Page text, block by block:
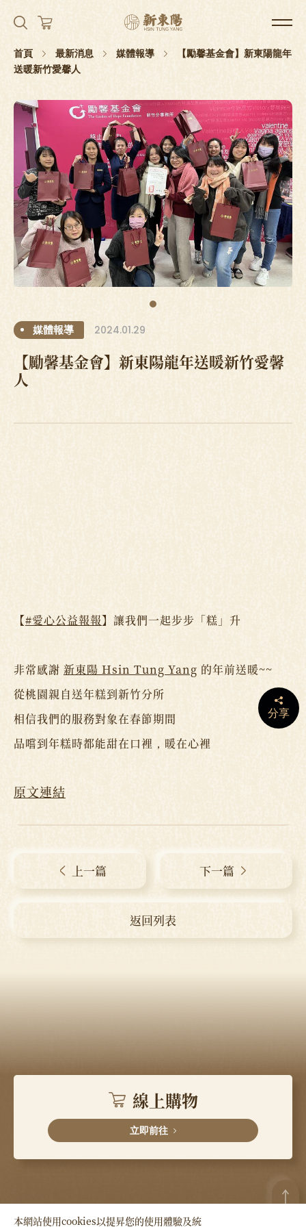
首頁 最新消息 媒體報導
【勵馨基金會】新東陽龍年
送暖新竹愛馨人
媒體報導 2024.01.29
【勵馨基金會】新東陽龍年送暖新竹愛馨
人
分享
【#愛心公益報報】讓我們一起步步「糕」升
非常感謝 新東陽 Hsin Tung Yang 的年前送暖~~
從桃園親自送年糕到新竹分所
相信我們的服務對象在春節期間
品嚐到年糕時都能甜在口裡，暖在心裡
原文連結
上一篇
返回列表
下一篇
線上購物
立即前往
本網站使用cookies以提昇您的使用體驗及統